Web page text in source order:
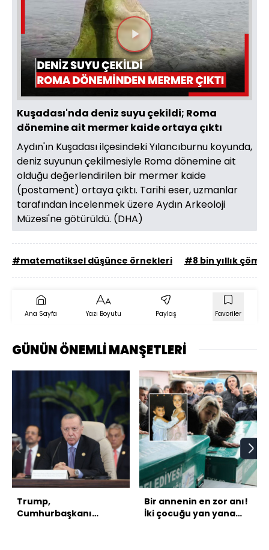
Videoyu
Oynat
Kuşadası'nda deniz suyu çekildi; Roma
dönemine ait mermer kaide ortaya çıktı
Aydın'ın Kuşadası ilçesindeki Yılancıburnu koyunda,
deniz suyunun çekilmesiyle Roma dönemine ait
olduğu değerlendirilen bir mermer kaide
(postament) ortaya çıktı. Tarihi eser, uzmanlar
tarafından incelenmek üzere Aydın Arkeoloji
Müzesi'ne götürüldü. (DHA)
#matematiksel düşünce örnekleri #8 bin yıllık
Ana Sayfa Yazı Boyutu Paylaş Favoriler
GÜNÜN ÖNEMLİ MANŞETLERİ
Trump,
Cumhurbaşkanı
Bir annenin en zor anı!
İki çocuğu yan yana